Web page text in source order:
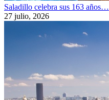
Saladillo celebra sus 163 años…
27 julio, 2026